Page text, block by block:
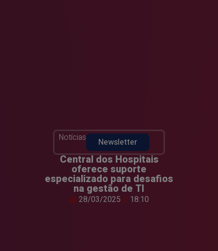
Notícias Newsletter
Central dos Hospitais
oferece suporte
especializado para desafios
na gestão de TI
28/03/2025 18:10